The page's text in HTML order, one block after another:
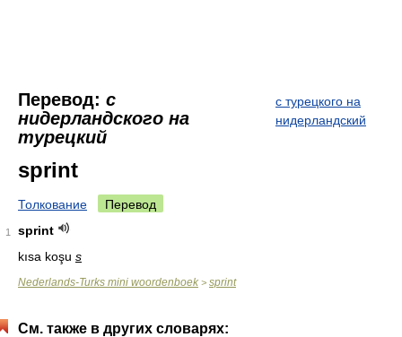
Перевод: с
нидерландского на
турецкий
с турецкого на
нидерландский
sprint
Толкование Перевод
1
sprint
kısa koşu s
Nederlands-Turks mini woordenboek > sprint
См. также в других словарях: